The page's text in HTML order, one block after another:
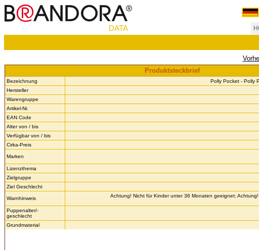
DATA
Produktsteckbrief
Bezeichnung
Polly Pocket - Polly
Hersteller
Warengruppe
Artikel-Nr.
EAN Code
Alter von / bis
Verfügbar von / bis
Cirka-Preis
Marken
Lizenzthema
Zielgruppe
Ziel Geschlecht
Warnhinweis
Achtung! Nicht für Kinder unter 36 Monaten geeignet;
Puppenalter/-
geschlecht
Grundmaterial